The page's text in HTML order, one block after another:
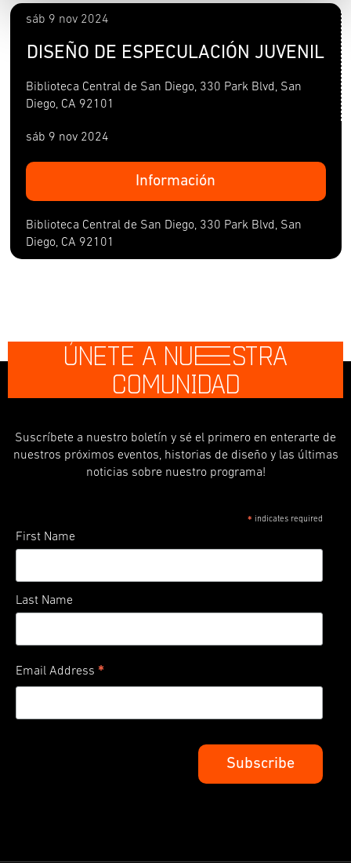
sáb 9 nov 2024
DISEÑO DE ESPECULACIÓN JUVENIL
Biblioteca Central de San Diego, 330 Park Blvd, San
Diego, CA 92101
sáb 9 nov 2024
Información
Biblioteca Central de San Diego, 330 Park Blvd, San
Diego, CA 92101
ÚNETE A NUESTRA
COMUNIDAD
Suscríbete a nuestro boletín y sé el primero en enterarte de
nuestros próximos eventos, historias de diseño y las últimas
noticias sobre nuestro programa!
* indicates required
First Name
Last Name
Email Address *